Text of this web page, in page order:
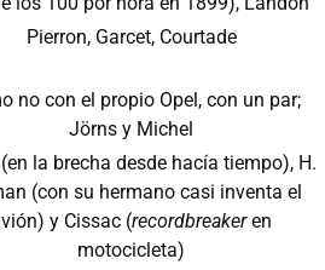
Pierron, Garcet, Courtade
no con el propio Opel, con un par;
Jörns y Michel
la brecha desde hacía tiempo), H.
(con su hermano casi inventa el
y Cissac (recordbreakeren
motocicleta)